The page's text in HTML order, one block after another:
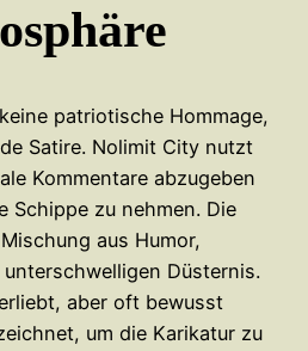
patriotische Hommage,
Satire. Nolimit City nutzt
Kommentare abzugeben
Schippe zu nehmen. Die
aus Humor,
Düsternis.
aber oft bewusst
um die Karikatur zu